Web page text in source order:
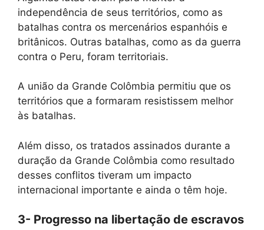
independência de seus territórios, como as
batalhas contra os mercenários espanhóis e
britânicos. Outras batalhas, como as da guerra
contra o Peru, foram territoriais.
A união da Grande Colômbia permitiu que os
territórios que a formaram resistissem melhor
às batalhas.
Além disso, os tratados assinados durante a
duração da Grande Colômbia como resultado
desses conflitos tiveram um impacto
internacional importante e ainda o têm hoje.
3- Progresso na libertação de escravos